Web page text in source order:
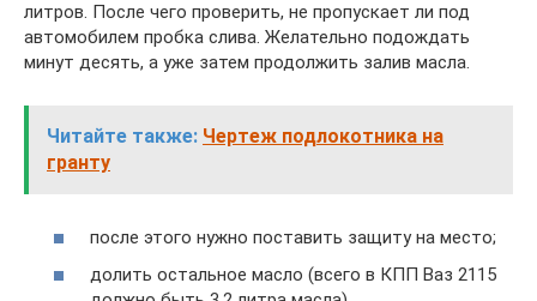
литров. После чего проверить, не пропускает ли под
автомобилем пробка слива. Желательно подождать
минут десять, а уже затем продолжить залив масла.
Читайте также: Чертеж подлокотника на
гранту
после этого нужно поставить защиту на место;
долить остальное масло (всего в КПП Ваз 2115